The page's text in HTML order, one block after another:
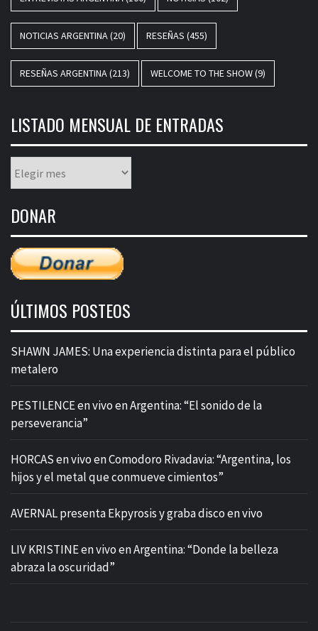
NOTICIAS ARGENTINA(20) RESEÑAS (455)
RESEÑAS ARGENTINA(213) WELCOME TO THE SHOW(9)
LISTADO MENSUAL DE ENTRADAS
mensual
entradas
DONAR
ÚLTIMOS POSTEOS
SHAWN JAMES: Una experiencia distinta para el público
metalero
PESTILENCE en vivo en Argentina: “El sonido de la
perseverancia”
HORCAS en vivo en Comodoro Rivadavia: “Argentina, los
hijos y el metal que conmueve cimientos”
AVERNAL presenta Ekpyrosis y graba disco en vivo
LIV KRISTINE en vivo en Argentina: “Donde la belleza
abraza la oscuridad”